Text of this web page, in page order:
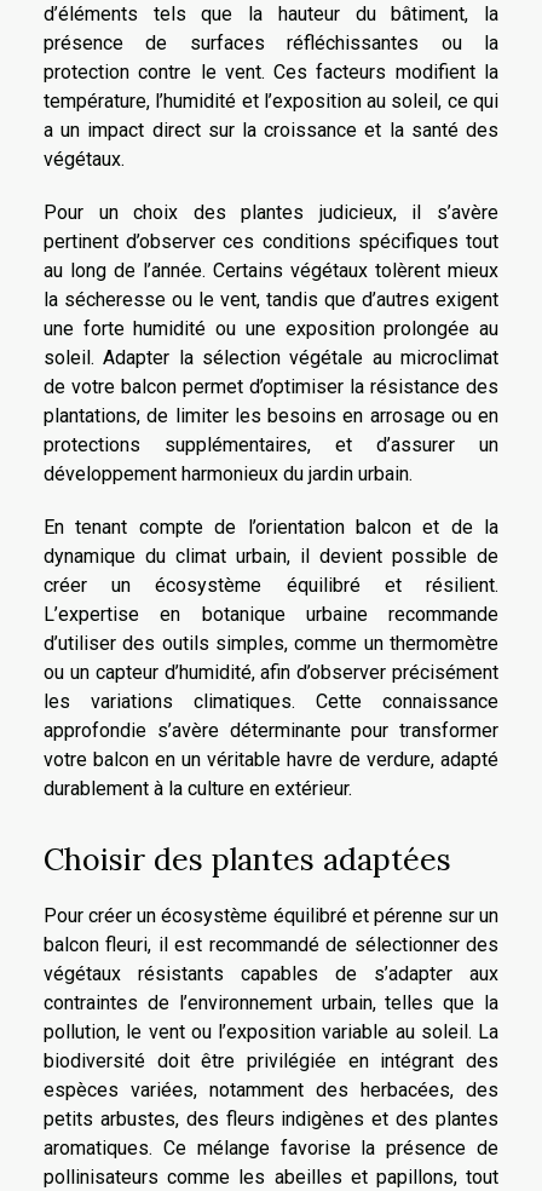
d’éléments tels que la hauteur du bâtiment, la
présence de surfaces réfléchissantes ou la
protection contre le vent. Ces facteurs modifient la
température, l’humidité et l’exposition au soleil, ce qui
a un impact direct sur la croissance et la santé des
végétaux.
Pour un choix des plantes judicieux, il s’avère
pertinent d’observer ces conditions spécifiques tout
au long de l’année. Certains végétaux tolèrent mieux
la sécheresse ou le vent, tandis que d’autres exigent
une forte humidité ou une exposition prolongée au
soleil. Adapter la sélection végétale au microclimat
de votre balcon permet d’optimiser la résistance des
plantations, de limiter les besoins en arrosage ou en
protections supplémentaires, et d’assurer un
développement harmonieux du jardin urbain.
En tenant compte de l’orientation balcon et de la
dynamique du climat urbain, il devient possible de
créer un écosystème équilibré et résilient.
L’expertise en botanique urbaine recommande
d’utiliser des outils simples, comme un thermomètre
ou un capteur d’humidité, afin d’observer précisément
les variations climatiques. Cette connaissance
approfondie s’avère déterminante pour transformer
votre balcon en un véritable havre de verdure, adapté
durablement à la culture en extérieur.
Choisir des plantes adaptées
Pour créer un écosystème équilibré et pérenne sur un
balcon fleuri, il est recommandé de sélectionner des
végétaux résistants capables de s’adapter aux
contraintes de l’environnement urbain, telles que la
pollution, le vent ou l’exposition variable au soleil. La
biodiversité doit être privilégiée en intégrant des
espèces variées, notamment des herbacées, des
petits arbustes, des fleurs indigènes et des plantes
aromatiques. Ce mélange favorise la présence de
pollinisateurs comme les abeilles et papillons, tout